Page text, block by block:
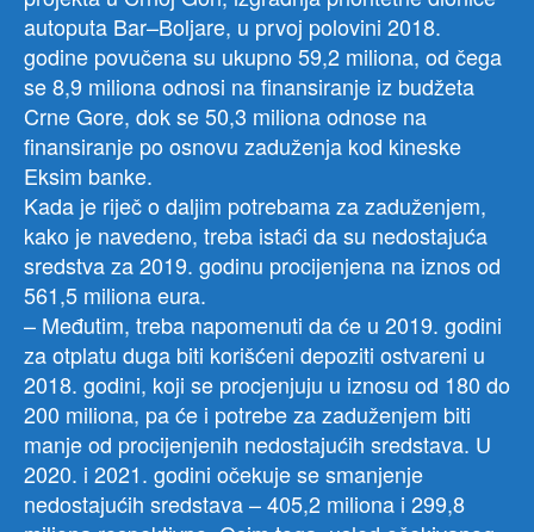
autoputa Bar–Boljare, u prvoj polovini 2018.
godine povučena su ukupno 59,2 miliona, od čega
se 8,9 miliona odnosi na finansiranje iz budžeta
Crne Gore, dok se 50,3 miliona odnose na
finansiranje po osnovu zaduženja kod kineske
Eksim banke.
​​Kada je riječ o daljim potrebama za zaduženjem,
kako je navedeno, treba istaći da su nedostajuća
sredstva za 2019. godinu procijenjena na iznos od
561,5 miliona eura.
– Međutim, treba napomenuti da će u 2019. godini
za otplatu duga biti korišćeni depoziti ostvareni u
2018. godini, koji se procjenjuju u iznosu od 180 do
200 miliona, pa će i potrebe za zaduženjem biti
manje od procijenjenih nedostajućih sredstava. U
2020. i 2021. godini očekuje se smanjenje
nedostajućih sredstava – 405,2 miliona i 299,8